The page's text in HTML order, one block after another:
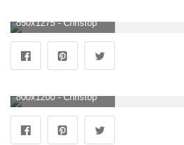
850x1275 - Christoph Waltz in 2020. Christoph waltz, , Waltz HD phone wallpaper. Christoph Waltz Hintergrundbild für Handy.
800x1200 - Christoph Waltz and Mads Mikkelsen edition of the Cannes international film festival in Cannes. May. Кристоф вальц, Бесславные ублюдки, Мадс миккельсен. Christoph Waltz Bild.